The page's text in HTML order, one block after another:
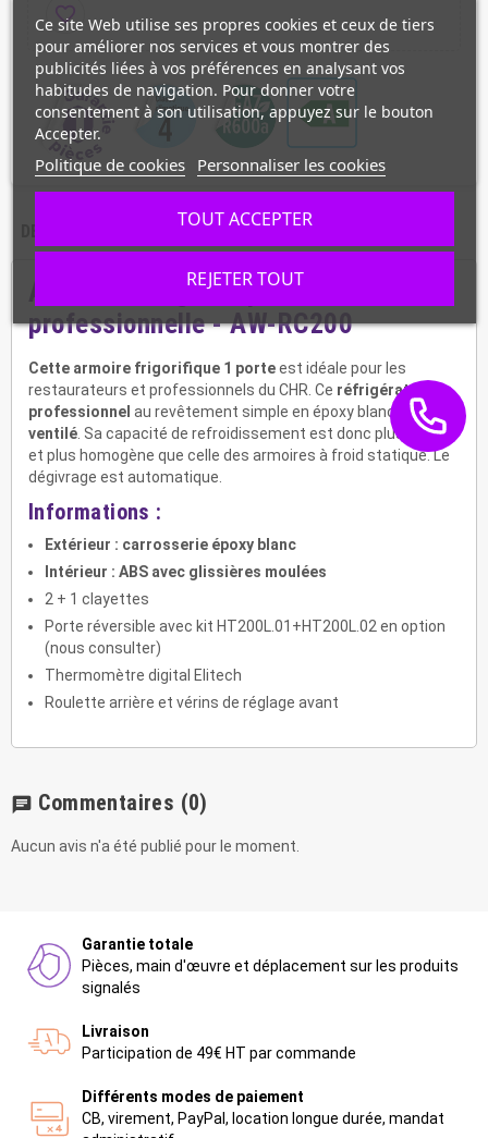
favorite_border
CARACTÉRISTIQUES
Armoire réfrigérée positive
professionnelle - AW-RC200
Cette armoire frigorifique 1 porteest idéale pour les
restaurateurs et professionnels du CHR. Ce réfrigérateur
professionnel au revêtement simple en époxy blanc est
ventilé . Sa capacité de refroidissement est donc plus rapide
et plus homogène que celle des armoires à froid statique. Le
dégivrage est automatique.
Informations :
Extérieur : carrosserie époxy blanc
Intérieur : ABS avec glissières moulées
2 + 1 clayettes
Porte réversible avec kit HT200L.01+HT200L.02 en option
(nous consulter)
Thermomètre digital Elitech
Roulette arrière et vérins de réglage avant
chat Commentaires (0)
Aucun avis n'a été publié pour le moment.
Garantie totale
Pièces, main d'œuvre et déplacement sur les produits
signalés
Livraison
Participation de 49€ HT par commande
Différents modes de paiement
CB, virement, PayPal, location longue durée, mandat
Ce site Web utilise ses propres cookies et ceux de tiers
pour améliorer nos services et vous montrer des
publicités liées à vos préférences en analysant vos
habitudes de navigation. Pour donner votre
consentement à son utilisation, appuyez sur le bouton
Accepter.
Politique de cookies Personnaliser les cookies
REJETER TOUT
TOUT ACCEPTER